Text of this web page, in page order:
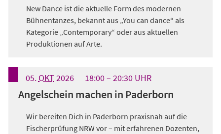
New Dance ist die aktuelle Form des modernen
Bühnentanzes, bekannt aus „You can dance“ als
Kategorie „Contemporary“ oder aus aktuellen
Produktionen auf Arte.
05. OKT2026 18:00 20:30UHR
Angelschein machen in Paderborn
Wir bereiten Dich in Paderborn praxisnah auf die
Fischerprüfung NRW vor – mit erfahrenen Dozenten,